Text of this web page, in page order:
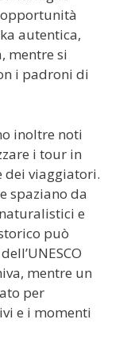
autentica,
mentre si
i padroni di
inoltre noti
i tour in
dei viaggiatori.
spaziano da
e
può
mentre un
per
e i momenti